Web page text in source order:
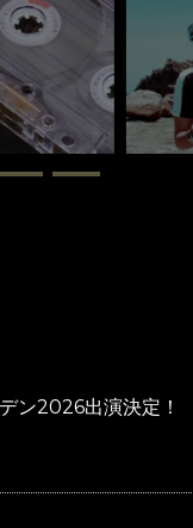
ン2026出演決定！